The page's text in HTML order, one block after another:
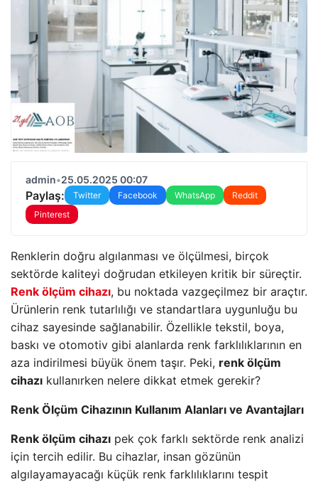
admin•25.05.2025 00:07
Paylaş: Twitter Facebook WhatsApp
Reddit
Pinterest
Renklerin doğru algılanması ve ölçülmesi, birçok
sektörde kaliteyi doğrudan etkileyen kritik bir süreçtir.
Renk ölçüm cihazı, bu noktada vazgeçilmez bir araçtır.
Ürünlerin renk tutarlılığı ve standartlara uygunluğu bu
cihaz sayesinde sağlanabilir. Özellikle tekstil, boya,
baskı ve otomotiv gibi alanlarda renk farklılıklarının en
aza indirilmesi büyük önem taşır. Peki, renk ölçüm
cihazı kullanırken nelere dikkat etmek gerekir?
Renk Ölçüm Cihazının Kullanım Alanları ve Avantajları
Renk ölçüm cihazı pek çok farklı sektörde renk analizi
için tercih edilir. Bu cihazlar, insan gözünün
algılayamayacağı küçük renk farklılıklarını tespit